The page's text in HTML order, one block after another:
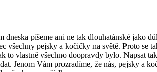
píšeme ani ne tak dlouhatánské jako
všechny pejsky a kočičky na světě. Proto se
to vlastně všechno doopravdy bylo.
Jenom Vám prozradíme, že nás, pejsky a